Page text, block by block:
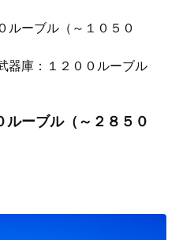
ルーブル（～１０５０
器庫：１２００ルーブル
ルーブル（～２８５０